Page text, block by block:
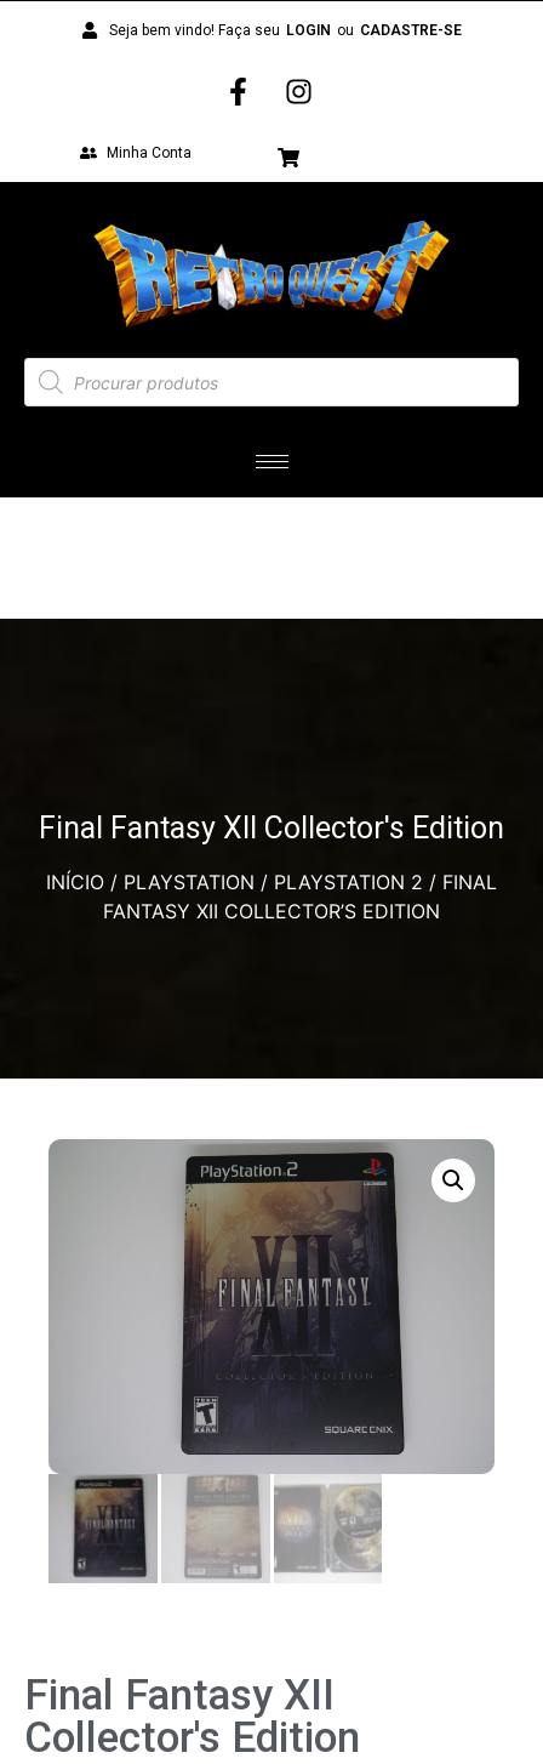
Seja bem vindo! Faça seu LOGIN ou CADASTRE-SE
Minha Conta
Final Fantasy XII Collector's Edition
INÍCIO / PLAYSTATION / PLAYSTATION 2 / FINAL
FANTASY XII COLLECTOR’S EDITION
Final Fantasy XII
Collector's Edition